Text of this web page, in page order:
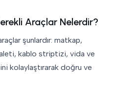
Araçlar Nelerdir?
şunlardır: matkap,
kablo striptizi, vida ve
kolaylaştırarak doğru ve